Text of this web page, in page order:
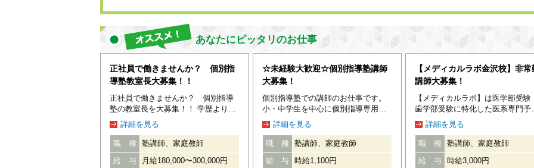
あなたにピッタリのお仕事
正社員で働きませんか？ 個別指
導塾教室長大募集！！
正社員で働きませんか？ 個別指導
塾の教室長を大募集！！ 学歴よりア
ナタの人柄やコミュニケーション
力、やる気を重視します！ ☆仕事内
容☆ 教室運営に関する一連の事務業
務や講師管理、 保護者・生徒へのカ
ウンセリングを中心に行っていただ
詳細を見る
職 種 塾講師、家庭教師
給 与 月給180,000〜300,000円
☆未経験大歓迎☆個別指導塾講師
大募集！
個別指導塾での講師のお仕事です。
小・中学生を中心に個別指導専用の
教科書を使って指導します。 担当は
最大3人、基本は1対1での授業です。
個別指導専用のテキストを用いて学
習指導を行いますので、塾講師が初
めてという方もご安心下さい！ 勉強
詳細を見る
職 種 塾講師、家庭教師
給 与 時給1,100円
【メディカルラボ金沢校】非常
講師大募集！
【メディカルラボ】は医学部受験
歯学部受験に特化した医系専門予
校です。 医学部や歯学部へ進学希
の学生（高校1年生～高卒生）を対
に、希望する科目を1対1の授業で
当して頂きます。 ◆現在の募集
◆ 英語・数学・物理・化学・生物
詳細を見る
職 種 塾講師、家庭教師
給 与 時給3,000円